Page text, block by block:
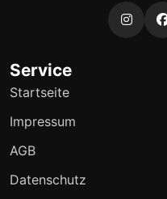
Service
Startseite
Impressum
AGB
Datenschutz